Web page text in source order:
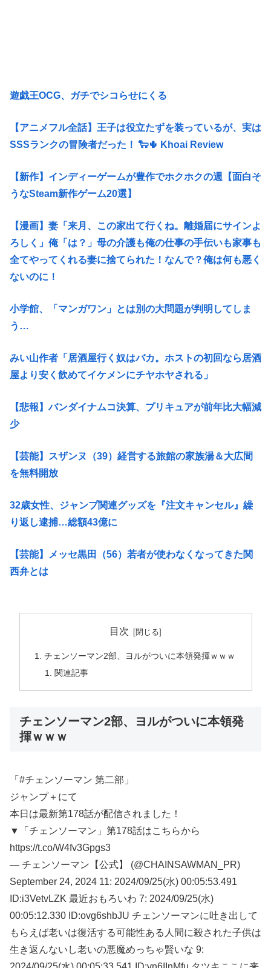
遊戯王OCG、ガチでシコらせにくる
【アニメフル全話】王子は役立たずを装っているが、実は
SSSランクの冒険者だった！ 🐑🌵 Khoai Review
【新作】インディーゲームが豊作でホクホクの週【面白そ
うなSteam新作ゲーム20選】
【漫画】妻「来月、この家出て行くね。離婚届にサインよ
ろしく」俺「は？」母の介護も俺の仕事の手伝いも家事も
全てやってくれる妻に捨てられた！なんで？俺は何も悪く
ないのに！
小学館、「マンガワン」とは別の大問題が判明してしま
う…
みい山作者「居酒屋行く奴はバカ。ホストの初回なら居酒
屋より安く飲めてイケメンにチヤホヤされる」
【悲報】バンダイナムコ決算、プリキュアが前年比大幅減
少
【芸能】スザンヌ（39）経営する旅館の家族湯＆大広間
を無料開放
32歳女性、ジャンプ関連グッズを『注文キャンセル』繰
り返し逮捕…総額43億に
【芸能】メッセ黒田（56）若者が使わなくなってきた関
西弁とは
目次
チェンソーマン2部、ヨルがついに本領発揮ｗｗｗ
関連記事
チェンソーマン2部、ヨルがついに本領発
揮ｗｗｗ
「#チェンソーマン 第二部」
ジャンプ＋にて
本日は最新第178話が配信されました！
▼「チェンソーマン」第178話はこちらから
https://t.co/W4fv3Gpgs3
— チェンソーマン【公式】 (@CHAINSAWMAN_PR)
September 24, 2024 11: 2024/09/25(水) 00:05:53.491
ID:i3VetvLZK 最近おもろいわ 7: 2024/09/25(水)
00:05:12.330 ID:ovg6shbJU チェンソーマンに吐き出して
もらえば老いは復活する可能性ある人間に殺された子供は
生き返んないし老いの悪魔めっちゃ賢いな 9: